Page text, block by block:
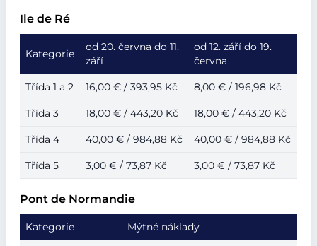
Ile de Ré
Kategorie
od 20. června do 11.
září
od 12. září do 19.
června
Třída 1 a 2 16,00 € / 393,95 Kč 8,00 € / 196,98 Kč
Třída 3 18,00 € / 443,20 Kč 18,00 € / 443,20 Kč
Třída 4 40,00 € / 984,88 Kč 40,00 € / 984,88 Kč
Třída 5 3,00 € / 73,87 Kč 3,00 € / 73,87 Kč
Pont de Normandie
Kategorie Mýtné náklady